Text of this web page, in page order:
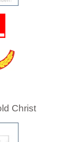
Christ